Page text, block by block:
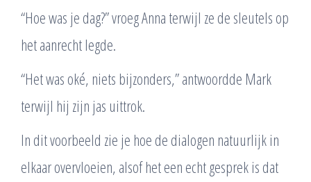
“Hoe was je dag?” vroeg Anna terwijl ze de sleutels op
het aanrecht legde.
“Het was oké, niets bijzonders,” antwoordde Mark
terwijl hij zijn jas uittrok.
In dit voorbeeld zie je hoe de dialogen natuurlijk in
elkaar overvloeien, alsof het een echt gesprek is dat